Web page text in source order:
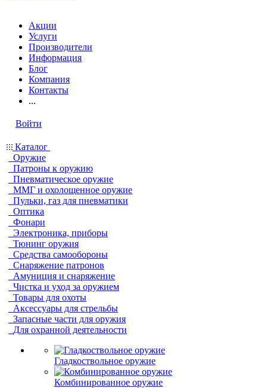
Акции
Услуги
Производители
Информация
Блог
Компания
Контакты
...
Войти
Каталог
Оружие
Патроны к оружию
Пневматическое оружие
ММГ и охолощенное оружие
Пульки, газ для пневматики
Оптика
Фонари
Электроника, приборы
Тюнинг оружия
Средства самообороны
Снаряжение патронов
Амуниция и снаряжение
Чистка и уход за оружием
Товары для охоты
Аксессуары для стрельбы
Запасные части для оружия
Для охранной деятельности
Гладкоствольное оружие
Комбинированное оружие